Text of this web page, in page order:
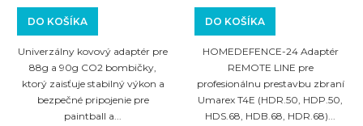
DO KOŠÍKA
Univerzálny kovový adaptér pre
88g a 90g CO2 bombičky,
ktorý zaisťuje stabilný výkon a
bezpečné pripojenie pre
paintball a...
DO KOŠÍKA
HOMEDEFENCE-24 Adaptér
REMOTE LINE pre
profesionálnu prestavbu zbraní
Umarex T4E (HDR.50, HDP.50,
HDS.68, HDB.68, HDR.68)...